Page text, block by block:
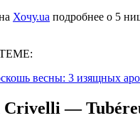
Хочу.ua подробнее о 5
весны: 3 изящных
Crivelli —